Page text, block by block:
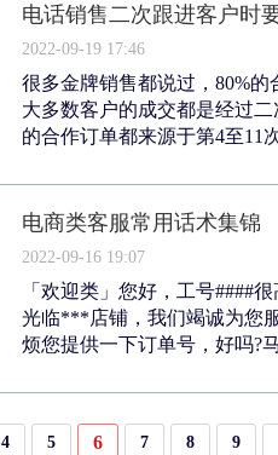
电话销售二次跟进客户时
2022-09-19 17:46
很多金牌销售都说过，80%
大多数客户的成交都是经过
的合作订单都来源于第4至11
电商类客服常用话术集锦
2022-09-16 19:07
「欢迎类」您好，工号####
光临***店铺，我们竭诚为您
烦您提供一下订单号，好吗?
4 5 6 7 8 9